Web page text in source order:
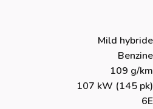
Mild hybride
Benzine
109 g/km
107 kW (145 pk)
6E